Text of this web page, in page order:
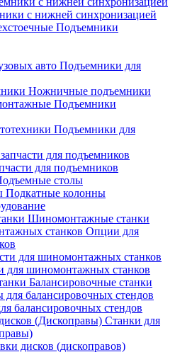
с нижней синхронизацией
Подъемники
Подъемники для
Ножничные подъемники
Подъемники
Подъемники для
для подъемников
столы
Подкатные колонны
Шиномонтажные станки
Опции для
для шиномонтажных станков
Балансировочные станки
балансировочных стендов
Станки для